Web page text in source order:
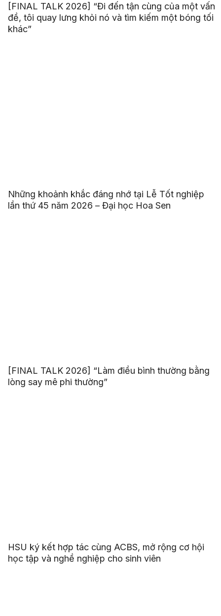
[FINAL TALK 2026] “Đi đến tận cùng của một vấn
đề, tôi quay lưng khỏi nó và tìm kiếm một bóng tối
khác”
Những khoảnh khắc đáng nhớ tại Lễ Tốt nghiệp
lần thứ 45 năm 2026 – Đại học Hoa Sen
[FINAL TALK 2026] “Làm điều bình thường bằng
lòng say mê phi thường”
HSU ký kết hợp tác cùng ACBS, mở rộng cơ hội
học tập và nghề nghiệp cho sinh viên